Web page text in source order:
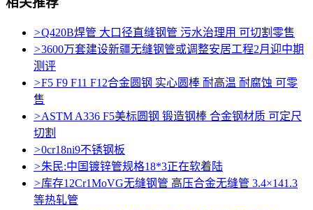
>Q420B焊管 大口径直缝钢管 污水治理用 可切割零售
>3600万套建设新疆无缝钢管或调整安居工程2月迎中期
测评
>F5 F9 F11 F12合金圆钢 实心圆棒 耐高温 耐腐蚀 可零
售
>ASTM A336 F5美标圆钢 锻造钢棒 合金钢材质 可定尺
切割
>0cr18ni9不锈钢板
>朱民:中国镀锌管规格18*3正在软着陆
>库存12Cr1MoVG无缝钢管 高压合金无缝管 3.4×141.3
等热轧管